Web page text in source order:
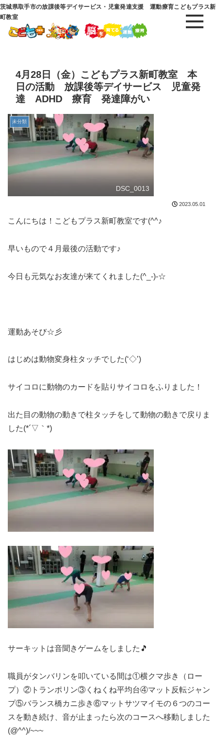
茨城県取手市の放課後等デイサービス・児童発達支援 運動療育こどもプラス新
町教室
4月28日（金）こどもプラス新町教室 本
日の活動 放課後等デイサービス 児童発
達 ADHD 療育 発達障がい
未分類
DSC_0013
2023.05.01
こんにちは！こどもプラス新町教室です(^^♪
早いもので４月最後の活動です♪
今日も元気なお友達が来てくれました(^_-)-☆
運動あそび☆彡
はじめは動物変身柱タッチでした(‘◇’)ゞ
サイコロに動物のカードを貼りサイコロをふりました！
出た目の動物の動きで柱タッチをして動物の動きで戻りま
した(*´▽｀*)
サーキットは音聞きゲームをしました🎵
職員がタンバリンを叩いている間は①横クマ歩き（ロー
プ）②トランポリン③くねくね平均台④マット反転ジャン
プ⑤バランス橋カニ歩き⑥マットサツマイモの６つのコー
スを動き続け、音が止まったら次のコースへ移動しました
(@^^)/~~~